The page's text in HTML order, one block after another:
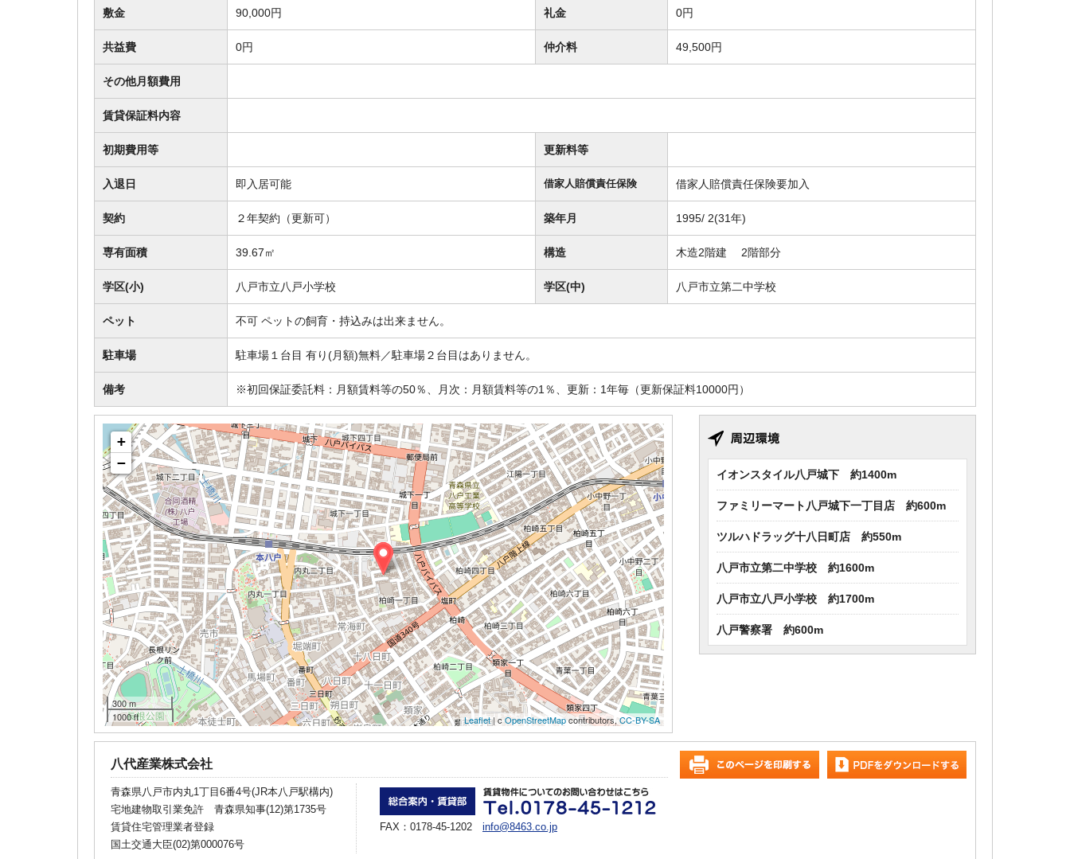
敷金 90,000円 礼金 0円
共益費 0円 仲介料 49,500円
その他月額費用
賃貸保証料内容
初期費用等 更新料等
入退日 即入居可能 借家人賠償責任保険 借家人賠償責任保険要加入
契約 ２年契約（更新可） 築年月 1995/ 2(31年)
専有面積 39.67㎡ 構造 木造2階建 2階部分
学区(小) 八戸市立八戸小学校 学区(中) 八戸市立第二中学校
ペット 不可 ペットの飼育・持込みは出来ません。
駐車場 駐車場１台目 有り(月額)無料／駐車場２台目はありません。
備考 ※初回保証委託料：月額賃料等の50％、月次：月額賃料等の1％、更新：1年毎（更新保証料10000円）
イオンスタイル八戸城下 約1400m
ファミリーマート八戸城下一丁目店 約600m
ツルハドラッグ十八日町店 約550m
八戸市立第二中学校 約1600m
八戸市立八戸小学校 約1700m
八戸警察署 約600m
+
−
300 m
1000 ft
Leaflet| c OpenStreetMapcontributors,CC-BY-SA
八代産業株式会社
青森県八戸市内丸1丁目6番4号(JR本八戸駅構内)
宅地建物取引業免許 青森県知事(12)第1735号
賃貸住宅管理業者登録
国土交通大臣(02)第000076号
FAX：0178-45-1202 info@8463.co.jp